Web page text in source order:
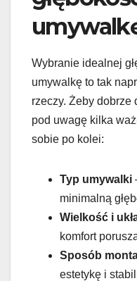
Wybranie idealnej
umywalkę to tak
rzeczy. Żeby dobrze
pod uwagę kilka
sobie po kolei:
Typ umywalki
minimalną
Wielkość i
komfort
Sposób
estetykę i